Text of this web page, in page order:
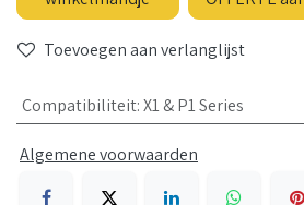
Toevoegen aan verlanglijst
Compatibiliteit:X1 & P1 Series
Algemene voorwaarden